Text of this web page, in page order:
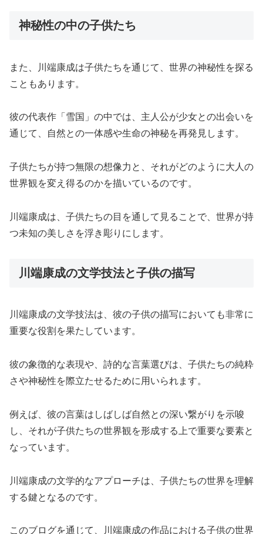
神秘性の中の子供たち
また、川端康成は子供たちを通じて、世界の神秘性を探る
こともあります。
彼の代表作「雪国」の中では、主人公が少女との出会いを
通じて、自然との一体感や生命の神秘を再発見します。
子供たちが持つ無限の想像力と、それがどのように大人の
世界観を変え得るのかを描いているのです。
川端康成は、子供たちの目を通して見ることで、世界が持
つ未知の美しさを浮き彫りにします。
川端康成の文学技法と子供の描写
川端康成の文学技法は、彼の子供の描写においても非常に
重要な役割を果たしています。
彼の象徴的な表現や、詩的な言葉選びは、子供たちの純粋
さや神秘性を際立たせるために用いられます。
例えば、彼の言葉はしばしば自然との深い繋がりを示唆
し、それが子供たちの世界観を形成する上で重要な要素と
なっています。
川端康成の文学的なアプローチは、子供たちの世界を理解
する鍵となるのです。
このブログを通じて、川端康成の作品における子供の世界